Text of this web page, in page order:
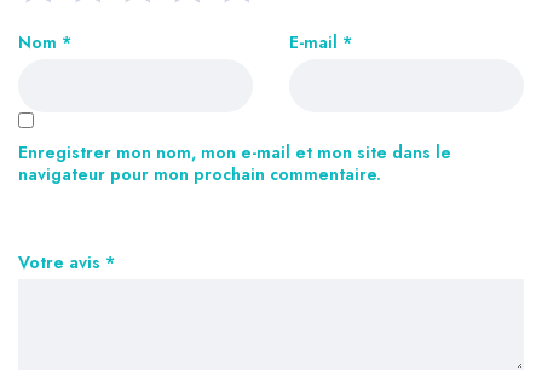
Votre avis *
Nom * E-mail *
Enregistrer mon nom, mon e-mail et mon site dans le
navigateur pour mon prochain commentaire.